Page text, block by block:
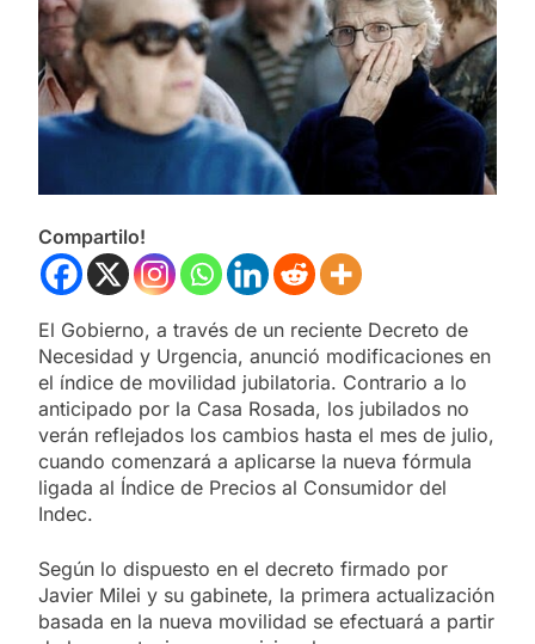
Compartilo!
El Gobierno, a través de un reciente Decreto de
Necesidad y Urgencia, anunció modificaciones en
el índice de movilidad jubilatoria. Contrario a lo
anticipado por la Casa Rosada, los jubilados no
verán reflejados los cambios hasta el mes de julio,
cuando comenzará a aplicarse la nueva fórmula
ligada al Índice de Precios al Consumidor del
Indec.
Según lo dispuesto en el decreto firmado por
Javier Milei y su gabinete, la primera actualización
basada en la nueva movilidad se efectuará a partir